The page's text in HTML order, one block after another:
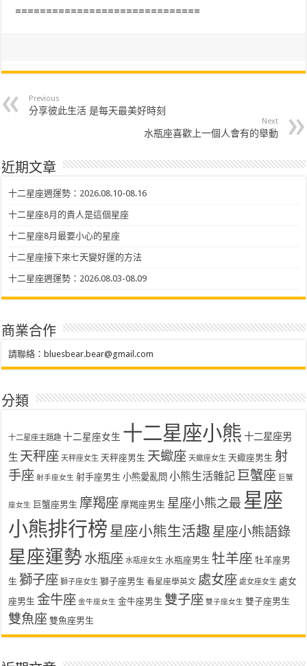
==============================
Previous
分享彼此生活 是每天最美好時刻
Next
水瓶座喜歡上一個人會有的舉動
近期文章
十二星座週運勢：2026.08.10-08.16
十二星座8月的貴人是這個星座
十二星座8月最要小心的星座
十二星座接下來七天變好運的方法
十二星座週運勢：2026.08.03-08.09
商業合作
請聯絡：bluesbear.bear@gmail.com
分類
十二星座主題趣 十二星座女生 十二星座小熊 十二星座男
生 天秤座 天秤座女生 天秤座男生 天蠍座 天蠍座女生 天蠍座男生 射
手座 射手座女生 射手座男生 小熊愛亂問 小熊生活雜記 巨蟹座 巨蟹
座女生 巨蟹座男生 摩羯座 摩羯座男生 星座小熊之最 星座
小熊排行榜 星座小熊生活趣 星座小熊語錄
星座運勢 水瓶座 水瓶座女生 水瓶座男生 牡羊座 牡羊座男
生 獅子座 獅子座女生 獅子座男生 看星座學英文 處女座 處女座女生 處女
座男生 金牛座 金牛座女生 金牛座男生 雙子座 雙子座女生 雙子座男生
雙魚座 雙魚座男生